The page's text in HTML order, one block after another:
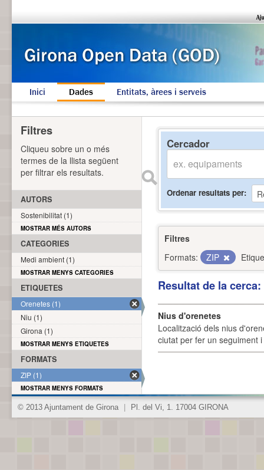
Inici Dades Entitats, àrees i serveis
Cercador
Ordenar resultats per
Filtres
Formats:
ZIP
Resultat de la
Nius d'orenetes
Localització dels nius
ciutat per fer un seguiment
Filtres
Cliqueu sobre un o més
termes de la llista següent
per filtrar els resultats.
AUTORS
Sostenibilitat (1)
MOSTRAR MÉS AUTORS
CATEGORIES
Medi ambient (1)
MOSTRAR MENYS CATEGORIES
ETIQUETES
Orenetes (1)
Niu (1)
Girona (1)
MOSTRAR MENYS ETIQUETES
FORMATS
ZIP (1)
MOSTRAR MENYS FORMATS
© 2013 Ajuntament de Girona Pl. del Vi, 1. 17004 GIRONA